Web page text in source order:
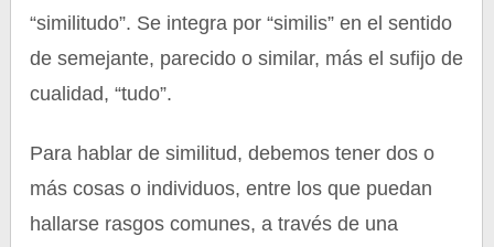
“similitudo”. Se integra por “similis” en el sentido
de semejante, parecido o similar, más el sufijo de
cualidad, “tudo”.
Para hablar de similitud, debemos tener dos o
más cosas o individuos, entre los que puedan
hallarse rasgos comunes, a través de una